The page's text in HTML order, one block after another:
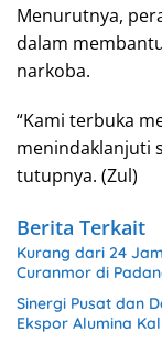
Menurutnya,
dalam
narkoba.
“Kami terbuka
menindaklanjuti
tutupnya. (Zul)
Berita Terkait
Kurang dari 24
Curanmor di
Sinergi Pusat dan
Ekspor Alumina